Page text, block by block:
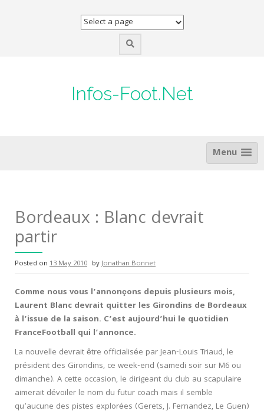
Infos-Foot.Net
Menu
Bordeaux : Blanc devrait
partir
Posted on 13 May 2010 byJonathan Bonnet
Comme nous vous l’annonçons depuis plusieurs mois,
Laurent Blanc devrait quitter les Girondins de Bordeaux
à l’issue de la saison. C’est aujourd’hui le quotidien
FranceFootball qui l’annonce.
La nouvelle devrait être officialisée par Jean-Louis Triaud, le
président des Girondins, ce week-end (samedi soir sur M6 ou
dimanche). A cette occasion, le dirigeant du club au scapulaire
aimerait dévoiler le nom du futur coach mais il semble
qu’aucune des pistes explorées (Gerets, J. Fernandez, Le Guen)